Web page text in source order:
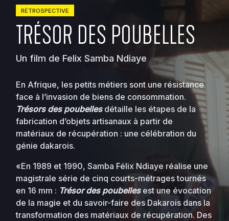
RÉTROSPECTIVE
TRÉSOR DES POUBELLES
Un film de Felix Samba Ndiaye
En Afrique, les petits métiers sont une résistance
face à l’invasion de biens de consommation.
Trésors des poubelles détaille les étapes de la
fabrication d’objets artisanaux à partir de
matériaux de récupération : une célébration du
génie dakarois.
«En 1989 et 1990, Samba Félix Ndiaye réalise une
magistrale série de cinq courts-métrages tournés
en 16 mm : Trésor des poubelles est une évocation
de la magie et du savoir-faire des Dakarois dans la
transformation des matériaux de récupération. Des